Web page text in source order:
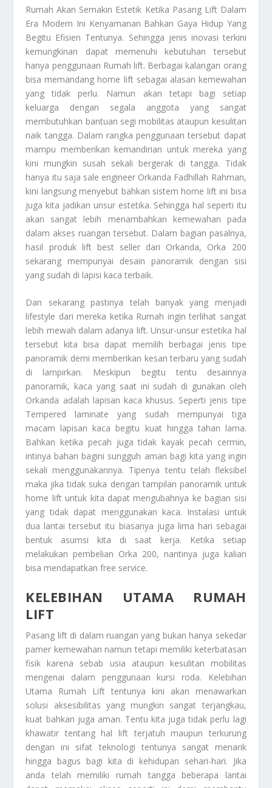
Rumah Akan Semakin Estetik Ketika Pasang Lift Dalam
Era Modern Ini Kenyamanan Bahkan Gaya Hidup Yang
Begitu Efisien Tentunya. Sehingga jenis inovasi terkini
kemungkinan dapat memenuhi kebutuhan tersebut
hanya penggunaan Rumah lift. Berbagai kalangan orang
bisa memandang home lift sebagai alasan kemewahan
yang tidak perlu. Namun akan tetapi bagi setiap
keluarga dengan segala anggota yang sangat
membutuhkan bantuan segi mobilitas ataupun kesulitan
naik tangga. Dalam rangka penggunaan tersebut dapat
mampu memberikan kemandirian untuk mereka yang
kini mungkin susah sekali bergerak di tangga. Tidak
hanya itu saja sale engineer Orkanda Fadhillah Rahman,
kini langsung menyebut bahkan sistem home lift ini bisa
juga kita jadikan unsur estetika. Sehingga hal seperti itu
akan sangat lebih menambahkan kemewahan pada
dalam akses ruangan tersebut. Dalam bagian pasalnya,
hasil produk lift best seller dari Orkanda, Orka 200
sekarang mempunyai desain panoramik dengan sisi
yang sudah di lapisi kaca terbaik.
Dan sekarang pastinya telah banyak yang menjadi
lifestyle dari mereka ketika Rumah ingin terlihat sangat
lebih mewah dalam adanya lift. Unsur-unsur estetika hal
tersebut kita bisa dapat memilih berbagai jenis tipe
panoramik demi memberikan kesan terbaru yang sudah
di lampirkan. Meskipun begitu tentu desainnya
panoramik, kaca yang saat ini sudah di gunakan oleh
Orkanda adalah lapisan kaca khusus. Seperti jenis tipe
Tempered laminate yang sudah mempunyai tiga
macam lapisan kaca begitu kuat hingga tahan lama.
Bahkan ketika pecah juga tidak kayak pecah cermin,
intinya bahan bagini sungguh aman bagi kita yang ingin
sekali menggunakannya. Tipenya tentu telah fleksibel
maka jika tidak suka dengan tampilan panoramik untuk
home lift untuk kita dapat mengubahnya ke bagian sisi
yang tidak dapat menggunakan kaca. Instalasi untuk
dua lantai tersebut itu biasanya juga lima hari sebagai
bentuk asumsi kita di saat kerja. Ketika setiap
melakukan pembelian Orka 200, nantinya juga kalian
bisa mendapatkan free service.
KELEBIHAN UTAMA RUMAH
LIFT
Pasang lift di dalam ruangan yang bukan hanya sekedar
pamer kemewahan namun tetapi memiliki keterbatasan
fisik karena sebab usia ataupun kesulitan mobilitas
mengenai dalam penggunaan kursi roda.
Kelebihan
Utama Rumah Lift tentunya kini akan menawarkan
solusi aksesibilitas yang mungkin sangat terjangkau,
kuat bahkan juga aman. Tentu kita juga tidak perlu lagi
khawatir tentang hal lift terjatuh maupun terkurung
dengan ini sifat teknologi tentunya sangat menarik
hingga bagus bagi kita di kehidupan sehari-hari. Jika
anda telah memiliki rumah tangga beberapa lantai